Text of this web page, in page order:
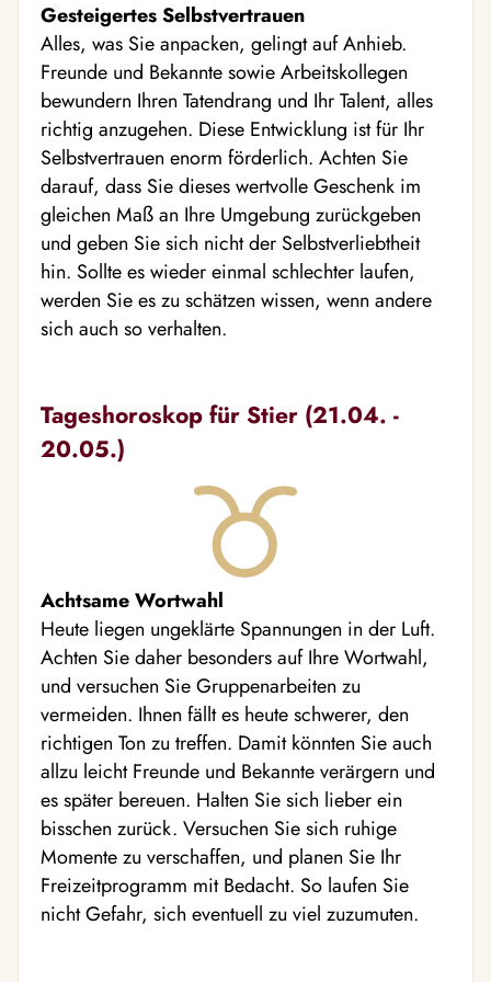
Gesteigertes Selbstvertrauen
Alles, was Sie anpacken, gelingt auf Anhieb.
Freunde und Bekannte sowie Arbeitskollegen
bewundern Ihren Tatendrang und Ihr Talent, alles
richtig anzugehen. Diese Entwicklung ist für Ihr
Selbstvertrauen enorm förderlich. Achten Sie
darauf, dass Sie dieses wertvolle Geschenk im
gleichen Maß an Ihre Umgebung zurückgeben
und geben Sie sich nicht der Selbstverliebtheit
hin. Sollte es wieder einmal schlechter laufen,
werden Sie es zu schätzen wissen, wenn andere
sich auch so verhalten.
Tageshoroskop für Stier (21.04. -
20.05.)
Achtsame Wortwahl
Heute liegen ungeklärte Spannungen in der Luft.
Achten Sie daher besonders auf Ihre Wortwahl,
und versuchen Sie Gruppenarbeiten zu
vermeiden. Ihnen fällt es heute schwerer, den
richtigen Ton zu treffen. Damit könnten Sie auch
allzu leicht Freunde und Bekannte verärgern und
es später bereuen. Halten Sie sich lieber ein
bisschen zurück. Versuchen Sie sich ruhige
Momente zu verschaffen, und planen Sie Ihr
Freizeitprogramm mit Bedacht. So laufen Sie
nicht Gefahr, sich eventuell zu viel zuzumuten.